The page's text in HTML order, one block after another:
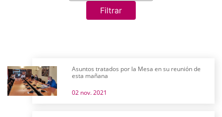
Filtrar
Asuntos tratados por la Mesa en su reunión de
esta mañana
02 nov. 2021